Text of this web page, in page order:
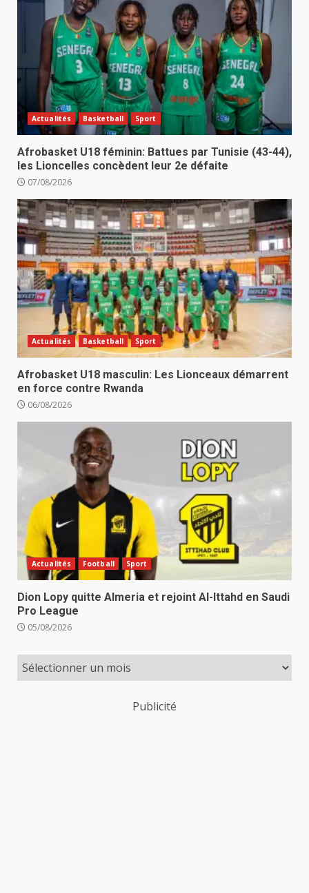
Actualités Basketball Sport
Afrobasket U18 féminin: Battues par Tunisie (43-44),
les Lioncelles concèdent leur 2e défaite
07/08/2026
Actualités Basketball Sport
Afrobasket U18 masculin: Les Lionceaux démarrent
en force contre Rwanda
06/08/2026
Actualités Football Sport
Dion Lopy quitte Almeria et rejoint Al-Ittahd en Saudi
Pro League
05/08/2026
Publicité